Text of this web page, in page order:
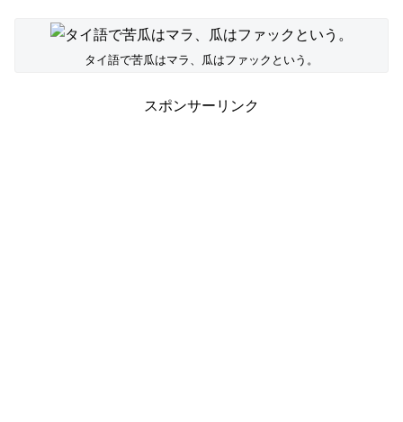
タイ語で苦瓜はマラ、瓜はファックという。
スポンサーリンク